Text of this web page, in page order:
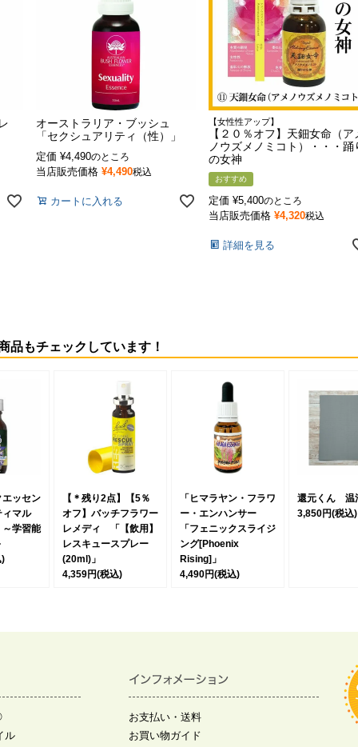
オーストラリア・ブッシュ
「セクシュアリティ（性）」
定価 ¥4,490のところ
当店販売価格 ¥4,490税込
カートに入れる
【女性性アップ】
【２０％オフ】天鈿女命（ア
ノウズメノミコト）・・・踊
の女神
おすすめ
定価 ¥5,400のところ
当店販売価格 ¥4,320税込
詳細を見る
品もチェックしています！
エッセン
ィマル
～学習能
)
【＊残り2点】【5％
オフ】バッチフラワー
レメディ 「【飲用】
レスキュースプレー
(20ml)」
4,359円(税込)
「ヒマラヤン・フラワ
ー・エンハンサー
「フェニックスライジ
ング[Phoenix
Rising]」
4,490円(税込)
還元くん 温
3,850円(税込)
ル
お支払い・送料
お買い物ガイド